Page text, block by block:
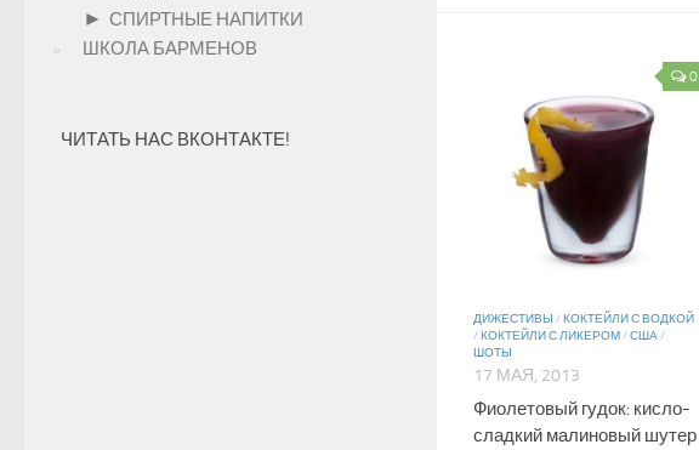
0
ДИЖЕСТИВЫ /КОКТЕЙЛИ С ВОДКОЙ
/КОКТЕЙЛИ С ЛИКЕРОМ/США/
ШОТЫ
17 МАЯ, 2013
Фиолетовый гудок: кисло-
сладкий малиновый шутер
► СПИРТНЫЕ НАПИТКИ
ШКОЛА БАРМЕНОВ
ЧИТАТЬ НАС ВКОНТАКТЕ!